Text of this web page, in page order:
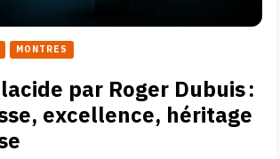
MONTRES
par Roger Dubuis :
excellence, héritage